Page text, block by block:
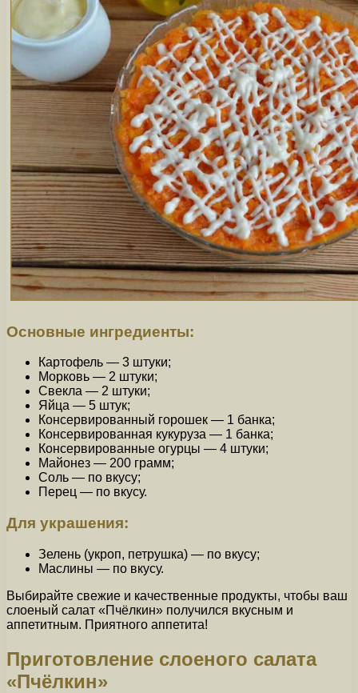
Основные ингредиенты:
Картофель — 3 штуки;
Морковь — 2 штуки;
Свекла — 2 штуки;
Яйца — 5 штук;
Консервированный горошек — 1 банка;
Консервированная кукуруза — 1 банка;
Консервированные огурцы — 4 штуки;
Майонез — 200 грамм;
Соль — по вкусу;
Перец — по вкусу.
Для украшения:
Зелень (укроп, петрушка) — по вкусу;
Маслины — по вкусу.
Выбирайте свежие и качественные продукты, чтобы ваш
слоеный салат «Пчёлкин» получился вкусным и
аппетитным. Приятного аппетита!
Приготовление слоеного салата
«Пчёлкин»